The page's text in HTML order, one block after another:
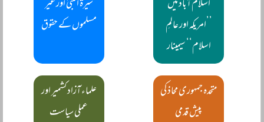
اسلام آباد میں
’’امریکہ اور عالمِ
اسلام‘‘ سیمینار
سیرۃ النبیؐ اور غیر
مسلموں کے حقوق
متحدہ جمہوری محاذ کی
پیش قدمی
علماء آزاد کشمیر اور
عملی سیاست